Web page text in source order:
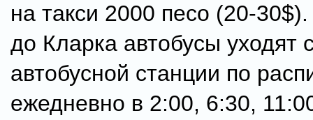
на такси 2000 песо (20-
до Кларка автобусы уходят
автобусной станции по
ежедневно в 2:00, 6:30,